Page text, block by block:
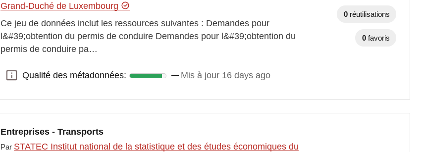
Grand-Duché de Luxembourg
Ce jeu de données inclut les ressources suivantes : Demandes pour
l&#39;obtention du permis de conduire Demandes pour l&#39;obtention du
permis de conduire pa…
Qualité des métadonnées:
Qualité des métadonnées: Mis à jour 16 days ago
0 réutilisations
0 favoris
Entreprises - Transports
Par STATEC Institut national de la statistique et des études économiques du